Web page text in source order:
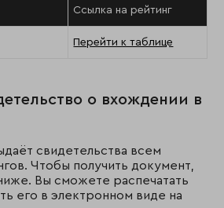
Ссылка на рейтинг
Перейти к таблице
о вхождении в
свидетельства всем
Чтобы получить документ,
Вы сможете распечатать
его в электронном виде на